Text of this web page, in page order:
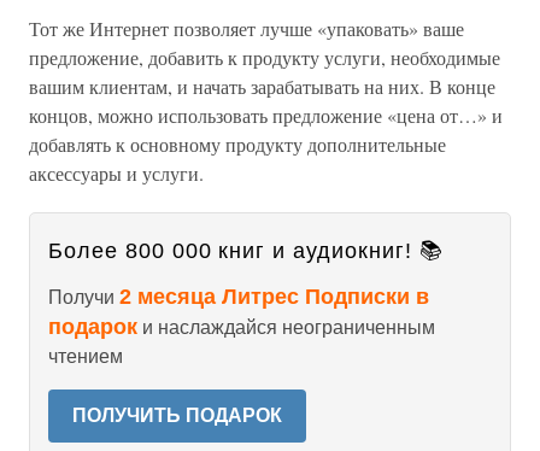
Тот же Интернет позволяет лучше «упаковать» ваше
предложение, добавить к продукту услуги, необходимые
вашим клиентам, и начать зарабатывать на них. В конце
концов, можно использовать предложение «цена от…» и
добавлять к основному продукту дополнительные
аксессуары и услуги.
Более 800 000 книг и аудиокниг! 📚
Получи 2 месяца Литрес Подписки в
подарок и наслаждайся неограниченным
чтением
ПОЛУЧИТЬ ПОДАРОК